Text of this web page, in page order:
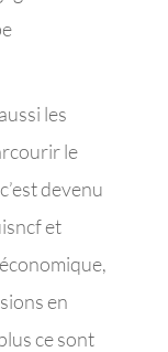
les
le
devenu
et
en
ce sont